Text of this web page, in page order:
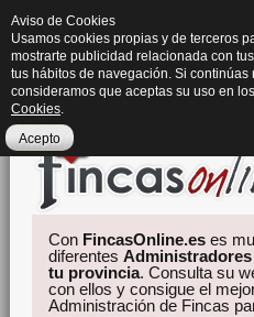
Con FincasOnline.es es
diferentes
tu provincia. Consulta su
con ellos y consigue el
Administración de Fincas
Aviso de Cookies
Usamos cookies propias y de terceros
mostrarte publicidad relacionada con
tus hábitos de navegación. Si
consideramos que aceptas su uso en
Cookies.
Acepto